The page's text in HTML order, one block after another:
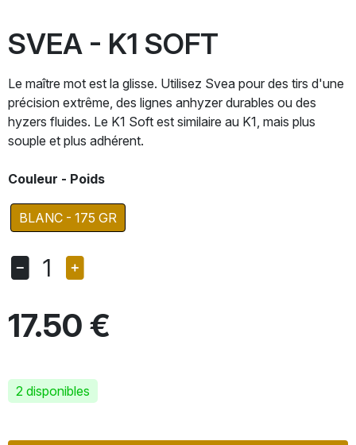
SVEA - K1 SOFT
Le maître mot est la glisse. Utilisez Svea pour des tirs d'une
précision extrême, des lignes anhyzer durables ou des
hyzers fluides. Le K1 Soft est similaire au K1, mais plus
souple et plus adhérent.
Couleur - Poids
BLANC - 175 GR
1
17.50 €
2 disponibles